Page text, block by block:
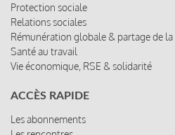
Protection sociale
Relations sociales
Rémunération globale & partage de
Santé au travail
Vie économique, RSE & solidarité
ACCÈS RAPIDE
Les abonnements